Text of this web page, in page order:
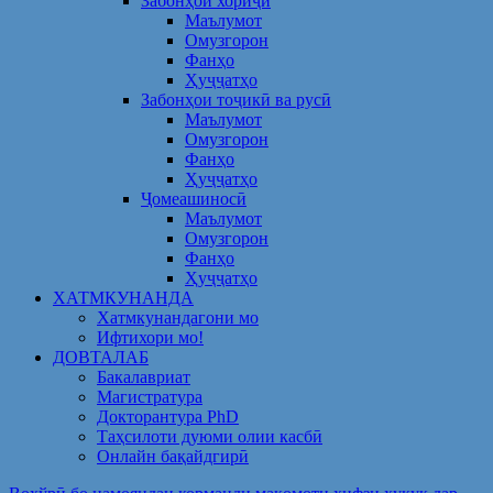
Маълумот
Омузгорон
Фанҳо
Ҳуҷҷатҳо
Забонҳои тоҷикӣ ва русӣ
Маълумот
Омузгорон
Фанҳо
Ҳуҷҷатҳо
Ҷомеашиносӣ
Маълумот
Омузгорон
Фанҳо
Ҳуҷҷатҳо
ХАТМКУНАНДА
Хатмкунандагони мо
Ифтихори мо!
ДОВТАЛАБ
Бакалавриат
Магистратура
Докторантура PhD
Таҳсилоти дуюми олии касбӣ
Онлайн бақайдгирӣ